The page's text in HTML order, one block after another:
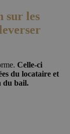
sur les
Celle-ci
du locataire et
du bail.